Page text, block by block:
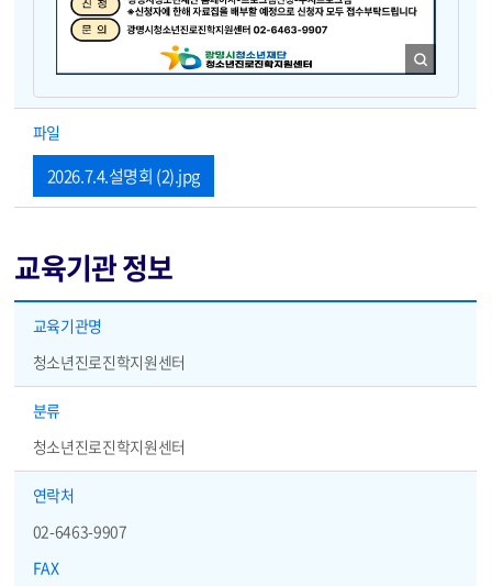
다음은 본문삽입이미지 대체텍스트입니다.2026년 여름방학 대비 국어·수학 과목 학습전략 설명회
파일
2026.7.4.설명회 (2).jpg
교육기관 정보
교육기관명
청소년진로진학지원센터
분류
청소년진로진학지원센터
연락처
02-6463-9907
FAX